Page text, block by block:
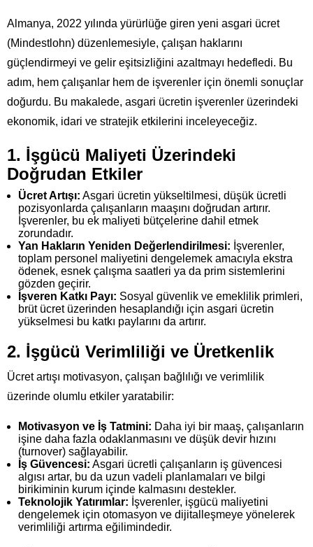
Almanya, 2022 yılında yürürlüğe giren yeni asgari ücret
(Mindestlohn) düzenlemesiyle, çalışan haklarını
güçlendirmeyi ve gelir eşitsizliğini azaltmayı hedefledi. Bu
adım, hem çalışanlar hem de işverenler için önemli sonuçlar
doğurdu. Bu makalede, asgari ücretin işverenler üzerindeki
ekonomik, idari ve stratejik etkilerini inceleyeceğiz.
1. İşgücü Maliyeti Üzerindeki
Doğrudan Etkiler
Ücret Artışı: Asgari ücretin yükseltilmesi, düşük ücretli
pozisyonlarda çalışanların maaşını doğrudan artırır.
İşverenler, bu ek maliyeti bütçelerine dahil etmek
zorundadır.
Yan Hakların Yeniden Değerlendirilmesi: İşverenler,
toplam personel maliyetini dengelemek amacıyla ekstra
ödenek, esnek çalışma saatleri ya da prim sistemlerini
gözden geçirir.
İşveren Katkı Payı: Sosyal güvenlik ve emeklilik primleri,
brüt ücret üzerinden hesaplandığı için asgari ücretin
yükselmesi bu katkı paylarını da artırır.
2. İşgücü Verimliliği ve Üretkenlik
Ücret artışı motivasyon, çalışan bağlılığı ve verimlilik
üzerinde olumlu etkiler yaratabilir:
Motivasyon ve İş Tatmini: Daha iyi bir maaş, çalışanların
işine daha fazla odaklanmasını ve düşük devir hızını
(turnover) sağlayabilir.
İş Güvencesi: Asgari ücretli çalışanların iş güvencesi
algısı artar, bu da uzun vadeli planlamaları ve bilgi
birikiminin kurum içinde kalmasını destekler.
Teknolojik Yatırımlar: İşverenler, işgücü maliyetini
dengelemek için otomasyon ve dijitalleşmeye yönelerek
verimliliği artırma eğilimindedir.